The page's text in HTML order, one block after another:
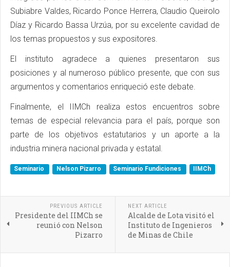
Subiabre Valdes, Ricardo Ponce Herrera, Claudio Queirolo
Díaz y Ricardo Bassa Urzúa, por su excelente cavidad de
los temas propuestos y sus expositores.
El instituto agradece a quienes presentaron sus
posiciones y al numeroso público presente, que con sus
argumentos y comentarios enriqueció este debate.
Finalmente, el IIMCh realiza estos encuentros sobre
temas de especial relevancia para el país, porque son
parte de los objetivos estatutarios y un aporte a la
industria minera nacional privada y estatal.
Seminario Nelson Pizarro Seminario Fundiciones IIMCh
PREVIOUS ARTICLE
Presidente del IIMCh se
reunió con Nelson
Pizarro
NEXT ARTICLE
Alcalde de Lota visitó el
Instituto de Ingenieros
de Minas de Chile